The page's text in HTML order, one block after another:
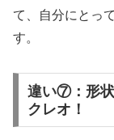
て、自分にとっ
す。
違い⑦：形
クレオ！